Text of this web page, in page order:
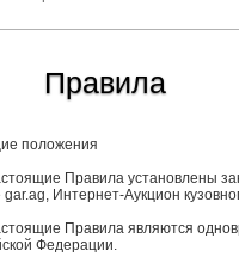
Правила
положения
Правила установлены
Интернет-Аукцион
Правила являются
Федерации.